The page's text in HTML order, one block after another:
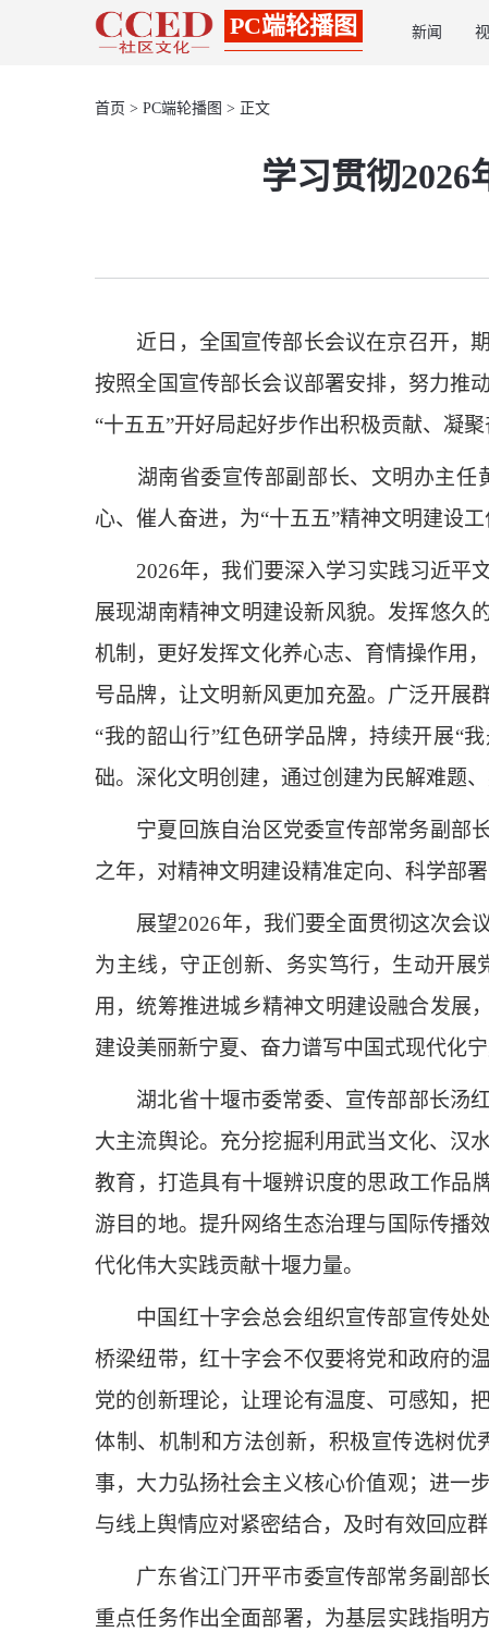
PC端轮播图 新闻
首页 > PC端轮播图 > 正文
学习贯彻
近日，全国宣传部长会议在京召开，期
按照全国宣传部长会议部署安排，努力推
“十五五”开好局起好步作出积极贡献、凝聚
湖南省委宣传部副部长、文明办主任黄
心、催人奋进，为“十五五”精神文明建设
2026年，我们要深入学习实践习近平文
展现湖南精神文明建设新风貌。发挥悠久
机制，更好发挥文化养心志、育情操作用
号品牌，让文明新风更加充盈。广泛开展
“我的韶山行”红色研学品牌，持续开展“
础。深化文明创建，通过创建为民解难题
宁夏回族自治区党委宣传部常务副部长
之年，对精神文明建设精准定向、科学部
展望2026年，我们要全面贯彻这次会议
为主线，守正创新、务实笃行，生动开
用，统筹推进城乡精神文明建设融合发展
建设美丽新宁夏、奋力谱写中国式现代化
湖北省十堰市委常委、宣传部部长汤红
大主流舆论。充分挖掘利用武当文化、汉
教育，打造具有十堰辨识度的思政工作品
游目的地。提升网络生态治理与国际传播
代化伟大实践贡献十堰力量。
中国红十字会总会组织宣传部宣传处处
桥梁纽带，红十字会不仅要将党和政府的
党的创新理论，让理论有温度、可感知，
体制、机制和方法创新，积极宣传选树
事，大力弘扬社会主义核心价值观；进一
与线上舆情应对紧密结合，及时有效回应
广东省江门开平市委宣传部常务副部长
重点任务作出全面部署，为基层实践指明